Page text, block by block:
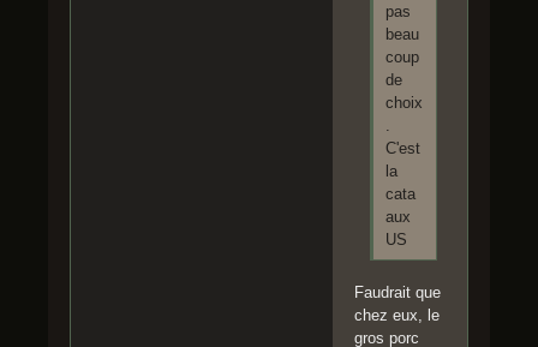
pas
beau
coup
de
choix
.
C'est
la
cata
aux
US
Faudrait que
chez eux, le
gros porc